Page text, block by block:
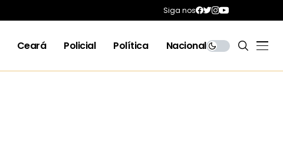
Siga nos
Ceará Policial Política Nacional